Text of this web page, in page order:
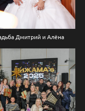
Дмитрий и Алёна